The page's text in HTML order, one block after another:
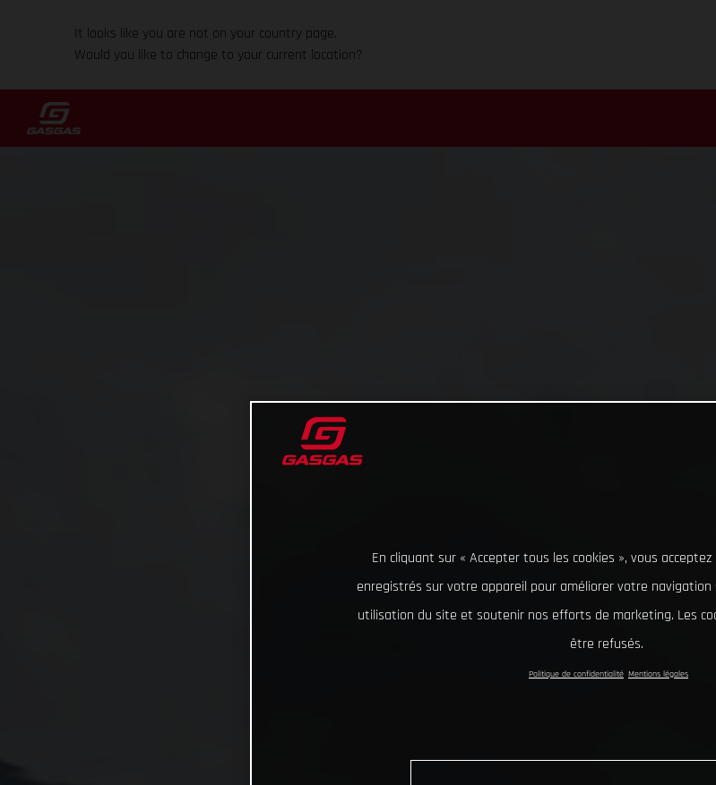
It looks like you are not on your country page.
Would you like to change to your current location?
En cliquant sur « Accepter tous les cookies », vous
enregistrés sur votre appareil pour améliorer votre
utilisation du site et soutenir nos efforts de marketing. Les
être refusés.
Politique de confidentialité Mentions légales